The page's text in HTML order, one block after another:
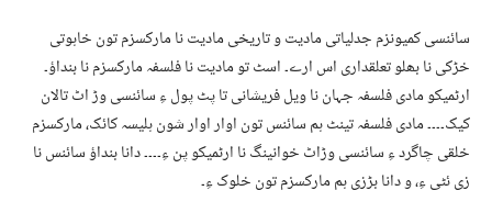
سائنسی کمیونزم جدلیاتی مادیت و تاریخی مادیت نا مارکسزم تون خاہوتی
خڑکی نا بھلو تعلقداری اس ارے۔ اسٹ تو مادیت نا فلسفہ مارکسزم نا بنداؤ۔
ارٹمیکو مادی فلسفہ جہان نا ویل فریشانی تا پٹ پول ءِ سائنسی وڑ اٹ تالان
کیک۔۔۔۔ مادی فلسفہ تینٹ ہم سائنس تون اوار اوار شون ہلیسہ کائک، مارکسزم
خلقی چاگرد ءِ سائنسی وڑاٹ خوانینگ نا ارٹمیکو پن ءِ۔۔۔۔ دانا بنداؤ سائنس نا
زی ئٹی ءِ، و دانا بڑزی ہم مارکسزم تون خلوک ءِ۔